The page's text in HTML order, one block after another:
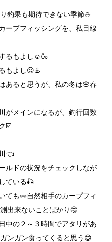
釣果も期待できない季節⛄
ープフィッシングを、私目線
るもよし☺️🍶
もよし😌♨️
あると思うが、私の冬は🌸春
がメインになるが、釣行回数
☑️
👈
ルドの状況をチェックしなが
ている🎣
ても👀自然相手のカープフィ
出来ないことばかり🤔
中の２～３時間でアタリがあ
ンガン食ってくると思う😄